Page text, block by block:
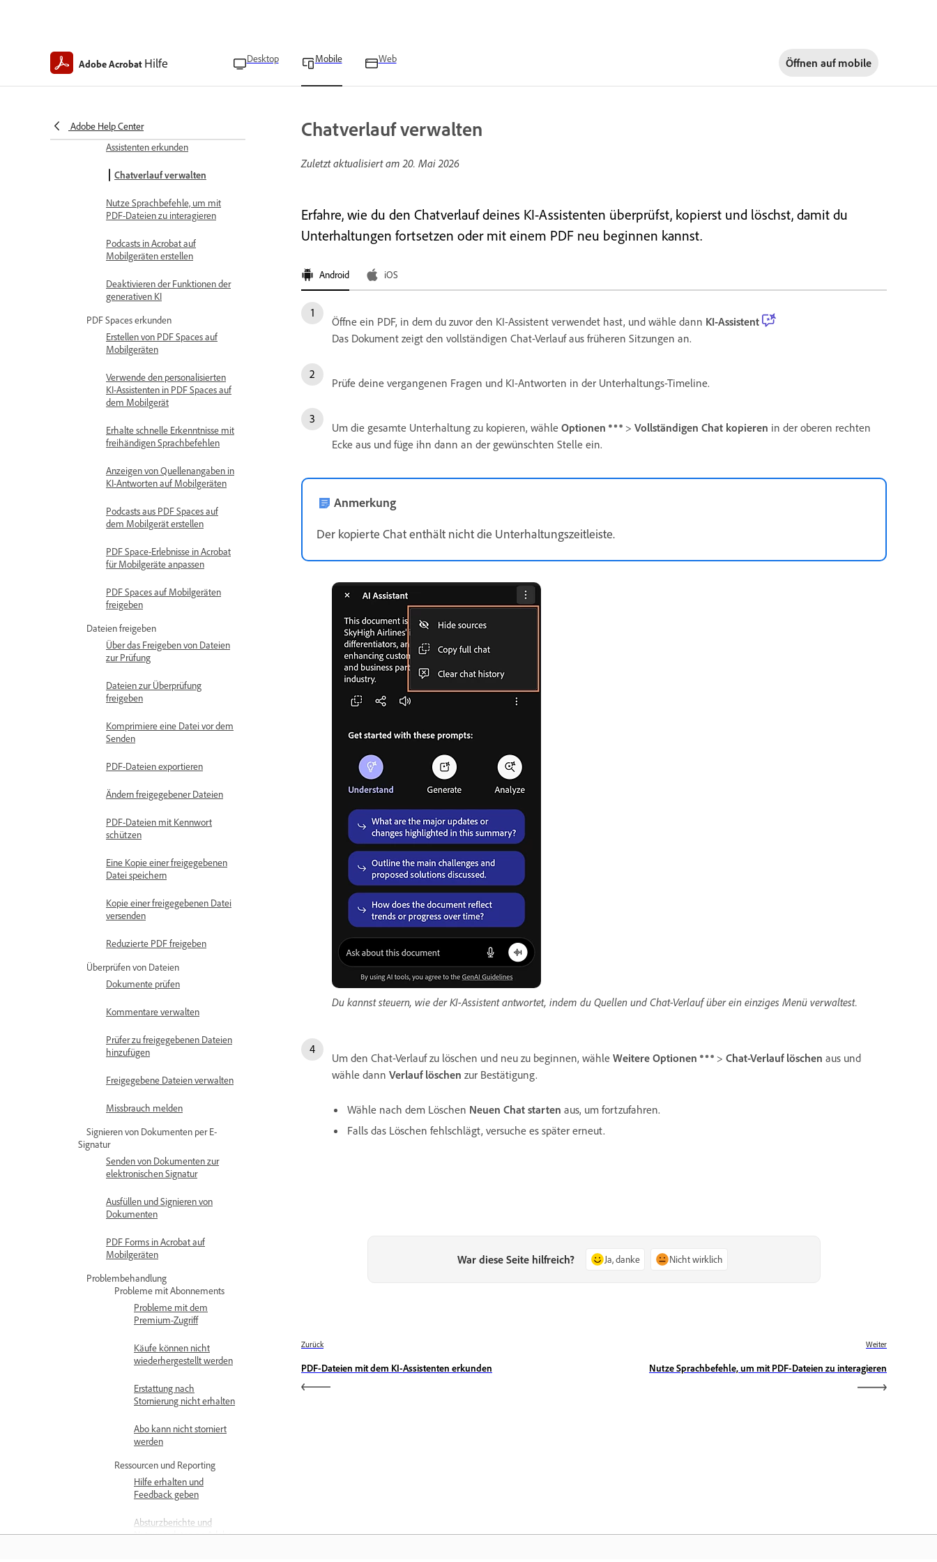
Adobe Acrobat Hilfe Desktop Mobile Web Öffnen auf mobile
Adobe Help Center
KI-Funktionen in Acrobat auf dem
PDF-Dateien mit dem KI-
Assistenten erkunden
Chatverlauf verwalten
Nutze Sprachbefehle, um mit
PDF-Dateien zu interagieren
Podcasts in Acrobat auf
Mobilgeräten erstellen
Deaktivieren der Funktionen der
generativen KI
PDF Spaces erkunden
Erstellen von PDF Spaces auf
Mobilgeräten
Verwende den personalisierten
KI-Assistenten in PDF Spaces auf
dem Mobilgerät
Erhalte schnelle Erkenntnisse mit
freihändigen Sprachbefehlen
Anzeigen von Quellenangaben in
KI-Antworten auf Mobilgeräten
Podcasts aus PDF Spaces auf
dem Mobilgerät erstellen
PDF Space-Erlebnisse in Acrobat
für Mobilgeräte anpassen
PDF Spaces auf Mobilgeräten
freigeben
Dateien freigeben
Über das Freigeben von Dateien
zur Prüfung
Dateien zur Überprüfung
freigeben
Komprimiere eine Datei vor dem
Senden
PDF-Dateien exportieren
Ändern freigegebener Dateien
PDF-Dateien mit Kennwort
schützen
Eine Kopie einer freigegebenen
Datei speichern
Kopie einer freigegebenen Datei
versenden
Reduzierte PDF freigeben
Überprüfen von Dateien
Dokumente prüfen
Kommentare verwalten
Prüfer zu freigegebenen Dateien
hinzufügen
Freigegebene Dateien verwalten
Missbrauch melden
Signieren von Dokumenten per E-
Signatur
Senden von Dokumenten zur
elektronischen Signatur
Ausfüllen und Signieren von
Dokumenten
PDF Forms in Acrobat auf
Mobilgeräten
Problembehandlung
Probleme mit Abonnements
Probleme mit dem
Premium-Zugriff
Käufe können nicht
wiederhergestellt werden
Erstattung nach
Stornierung nicht erhalten
Abo kann nicht storniert
werden
Ressourcen und Reporting
Hilfe erhalten und
Feedback geben
Absturzberichte und
Nutzungsdaten an Adobe
Chatverlauf verwalten
Zuletzt aktualisiert am20. Mai 2026
Erfahre, wie du den Chatverlauf deines KI-Assistenten überprüfst, kopierst und löschst, damit du
Unterhaltungen fortsetzen oder mit einem PDF neu beginnen kannst.
Android iOS
Öffne ein PDF, in dem du zuvor den KI-Assistent verwendet hast, und wähle dann KI-Assistent
Das Dokument zeigt den vollständigen Chat-Verlauf aus früheren Sitzungen an.
Prüfe deine vergangenen Fragen und KI-Antworten in der Unterhaltungs-Timeline.
Um die gesamte Unterhaltung zu kopieren, wähle Optionen > Vollständigen Chat kopieren in der oberen rechten
Ecke aus und füge ihn dann an der gewünschten Stelle ein.
Anmerkung
Der kopierte Chat enthält nicht die Unterhaltungszeitleiste.
Du kannst steuern, wie der KI-Assistent antwortet, indem du Quellen und Chat-Verlauf über ein einziges Menü verwaltest.
Um den Chat-Verlauf zu löschen und neu zu beginnen, wähle Weitere Optionen > Chat-Verlauf löschen aus und
wähle dann Verlauf löschen zur Bestätigung.
Wähle nach dem Löschen Neuen Chat starten aus, um fortzufahren.
Falls das Löschen fehlschlägt, versuche es später erneut.
War diese Seite hilfreich? Ja, danke Nicht wirklich
Zurück
PDF-Dateien mit dem KI-Assistenten erkunden
Weiter
Nutze Sprachbefehle, um mit PDF-Dateien zu interagieren